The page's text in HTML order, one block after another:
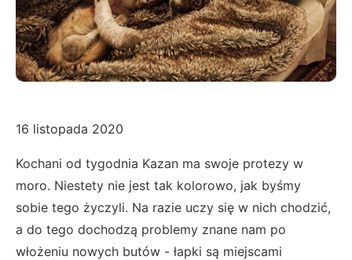
16 listopada 2020
Kochani od tygodnia Kazan ma swoje protezy w
moro. Niestety nie jest tak kolorowo, jak byśmy
sobie tego życzyli. Na razie uczy się w nich chodzić,
a do tego dochodzą problemy znane nam po
włożeniu nowych butów - łapki są miejscami